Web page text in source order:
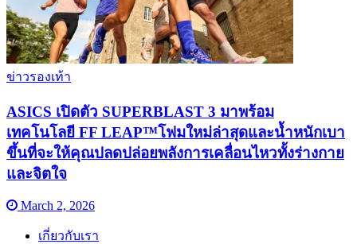
ข่าวรองเท้า
ASICS เปิดตัว SUPERBLAST 3 มาพร้อม
เทคโนโลยี FF LEAP™โฟมใหม่ล่าสุดและน้ำหนักเบา
ขึ้นที่จะให้คุณปลดปล่อยพลังการเคลื่อนไหวทั้งร่างกาย
และจิตใจ
March 2, 2026
เกี่ยวกับเรา